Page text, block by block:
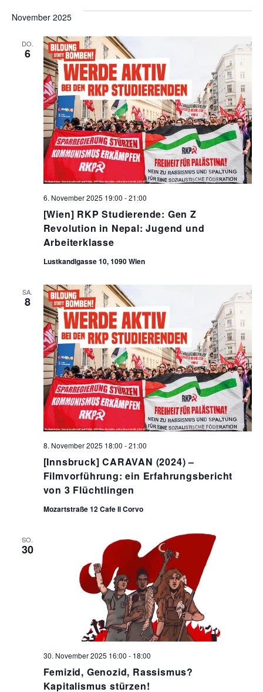
November 2025
DO.
6
[Wien] RKP Studierende: Gen Z
Revolution in Nepal: Jugend und
Arbeiterklasse
6. November 2025 19:00 -21:00
Lustkandlgasse 10, 1090 Wien
SA.
8
[Innsbruck] CARAVAN (2024) –
Filmvorführung: ein Erfahrungsbericht
von 3 Flüchtlingen
8. November 2025 18:00 -21:00
Mozartstraße 12 Cafe Il Corvo
SO.
30
Femizid, Genozid, Rassismus?
Kapitalismus stürzen!
30. November 2025 16:00 - 18:00